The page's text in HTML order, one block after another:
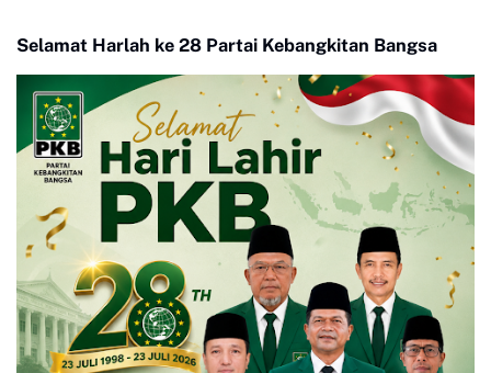
Selamat Harlah ke 28 Partai Kebangkitan Bangsa